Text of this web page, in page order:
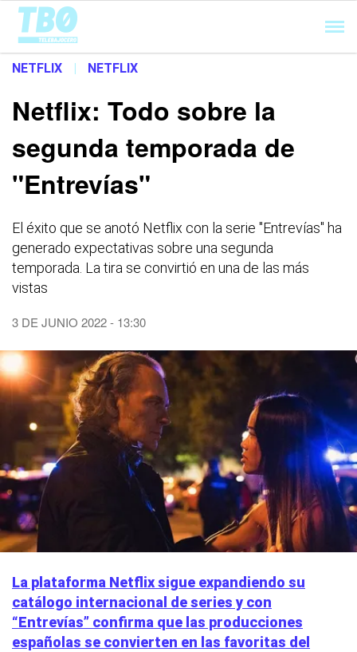
Cargando...
NETFLIX | NETFLIX
Netflix: Todo sobre la
segunda temporada de
"Entrevías"
El éxito que se anotó Netflix con la serie "Entrevías" ha
generado expectativas sobre una segunda
temporada. La tira se convirtió en una de las más
vistas
3 DE JUNIO 2022 - 13:30
La plataforma Netflix sigue expandiendo su
catálogo internacional de series y con
“Entrevías” confirma que las producciones
españolas se convierten en las favoritas del